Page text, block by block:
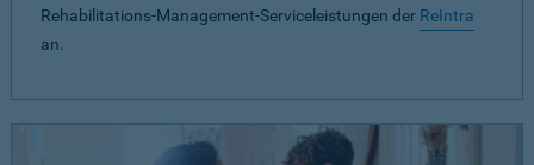
Rehabilitations-Management-Serviceleistungen der ReIntra
an.